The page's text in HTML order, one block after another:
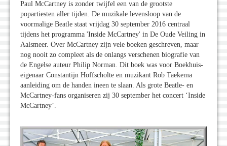
Paul McCartney is zonder twijfel een van de grootste
popartiesten aller tijden. De muzikale levensloop van de
voormalige Beatle staat vrijdag 30 september 2016 centraal
tijdens het programma 'Inside McCartney' in De Oude Veiling in
Aalsmeer. Over McCartney zijn vele boeken geschreven, maar
nog nooit zo compleet als de onlangs verschenen biografie van
de Engelse auteur Philip Norman. Dit boek was voor Boekhuis-
eigenaar Constantijn Hoffscholte en muzikant Rob Taekema
aanleiding om de handen ineen te slaan. Als grote Beatle- en
McCartney-fans organiseren zij 30 september het concert ‘Inside
McCartney’.